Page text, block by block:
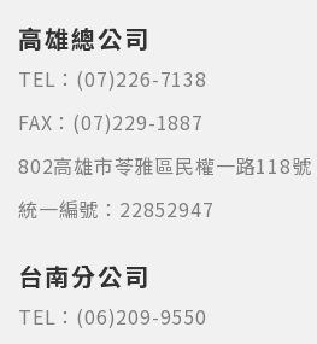
高雄總公司
TEL： (07)226-7138
FAX： (07)229-1887
802高雄市苓雅區民權一路118號
統一編號：22852947
台南分公司
TEL： (06)209-9550